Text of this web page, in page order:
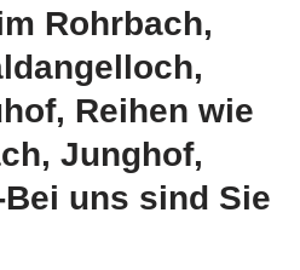
Rohrbach,
Reihen wie
Junghof,
uns sind Sie